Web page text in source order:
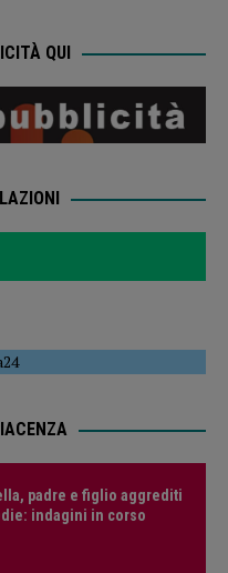
QUI
padre e figlio aggrediti
indagini in corso